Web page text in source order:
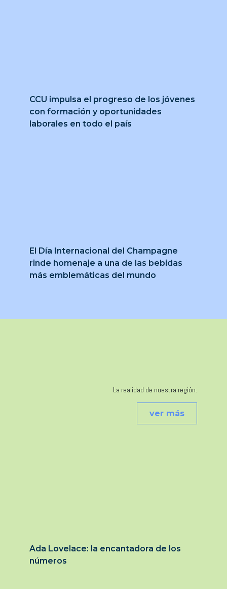
CCU impulsa el progreso de los jóvenes
con formación y oportunidades
laborales en todo el país
El Día Internacional del Champagne
rinde homenaje a una de las bebidas
más emblemáticas del mundo
La realidad de nuestra región.
ver más
Ada Lovelace: la encantadora de los
números